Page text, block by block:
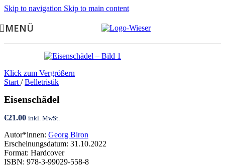
Skip to navigation Skip to main content
MENÜ
Klick zum Vergrößern
Start / Belletristik
Eisenschädel
€21.00 inkl. MwSt.
Autor*innen: Georg Biron
Erscheinungsdatum: 31.10.2022
Format: Hardcover
ISBN: 978-3-99029-558-8